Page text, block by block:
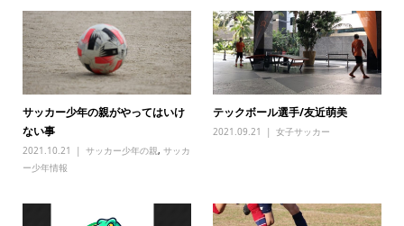
サッカー少年の親がやってはいけ
ない事
2021.10.21 サッカー少年の親, サッカ
ー少年情報
テックボール選手/友近萌美
2021.09.21 女子サッカー